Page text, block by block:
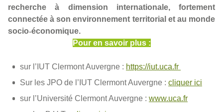
recherche à dimension internationale, fortement
connectée à son environnement territorial et au monde
socio‑économique.
Pour en savoir plus :
sur l’IUT Clermont Auvergne : https://iut.uca.fr
Sur les JPO de l’IUT Clermont Auvergne : cliquer ici
sur l’Université Clermont Auvergne : www.uca.fr